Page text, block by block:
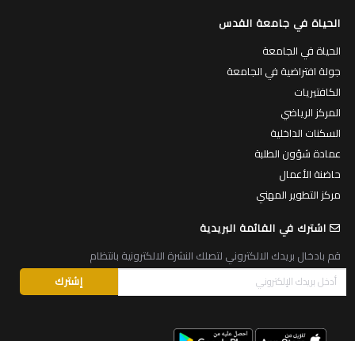
الحياة في جامعة القدس
الحياة في الجامعة
جولة افتراضية في الجامعة
الكافتيريات
المركز الرياضي
السكنات الداخلية
عمادة شؤون الطلبة
حاضنة الأعمال
مركز التطوير المهني
اشترك في القائمة البريدية
قم بادخال بريدك الالكتروني لتصلك النشرة الالكترونية بانتظام